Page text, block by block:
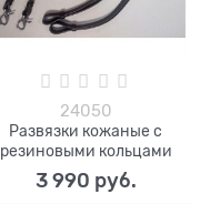
24050
Развязки кожаные с
резиновыми кольцами
3 990 руб.